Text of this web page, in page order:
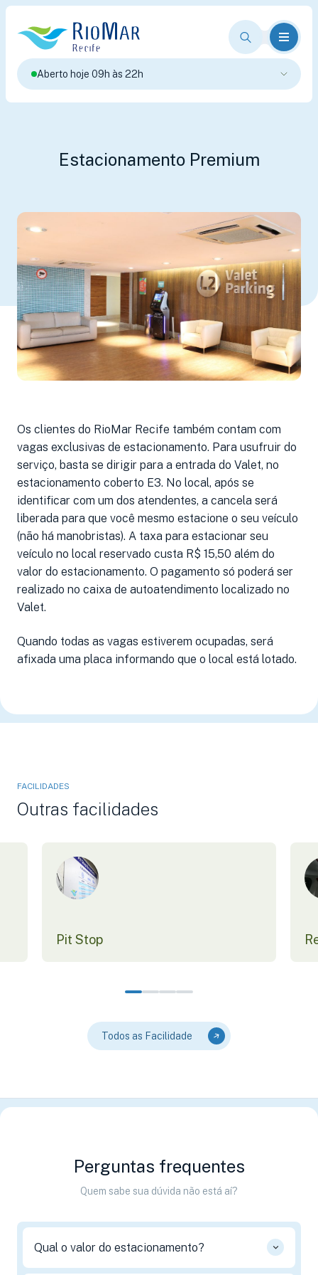
Aberto hoje 09h às 22h
Estacionamento Premium
Os clientes do RioMar Recife também contam com
vagas exclusivas de estacionamento. Para usufruir do
serviço, basta se dirigir para a entrada do Valet, no
estacionamento coberto E3. No local, após se
identificar com um dos atendentes, a cancela será
liberada para que você mesmo estacione o seu veículo
(não há manobristas). A taxa para estacionar seu
veículo no local reservado custa R$ 15,50 além do
valor do estacionamento. O pagamento só poderá ser
realizado no caixa de autoatendimento localizado no
Valet.
Quando todas as vagas estiverem ocupadas, será
afixada uma placa informando que o local está lotado.
FACILIDADES
Outras facilidades
Pit Stop
Todos as Facilidade
Perguntas frequentes
Quem sabe sua dúvida não está aí?
Qual o valor do estacionamento?